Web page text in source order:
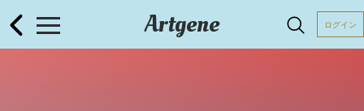
Artgene ログイン